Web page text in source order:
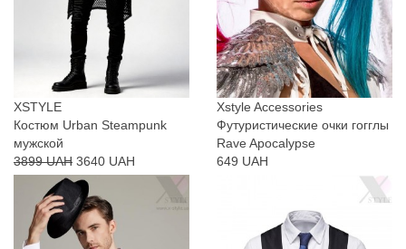
XSTYLE
Костюм Urban Steampunk
мужской
3899 UAH 3640 UAH
Xstyle Accessories
Футуристические очки гогглы
Rave Apocalypse
649 UAH